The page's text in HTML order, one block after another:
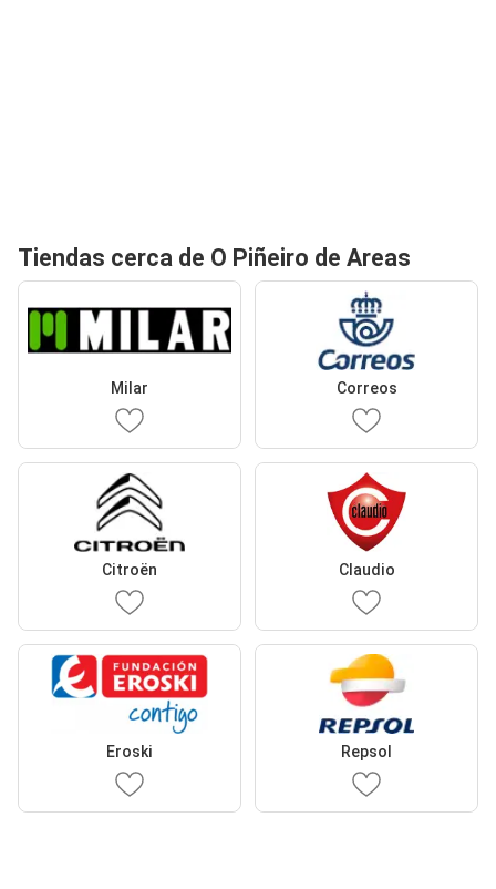
Tiendas cerca de O Piñeiro de Areas
Milar Correos
Citroën Claudio
Eroski Repsol